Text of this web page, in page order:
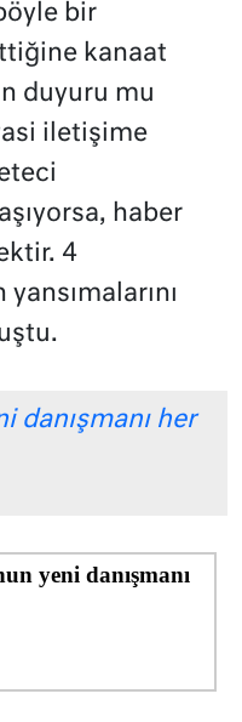
bir
kanaat
duyuru mu
iletişime
haber
4
danışmanı her